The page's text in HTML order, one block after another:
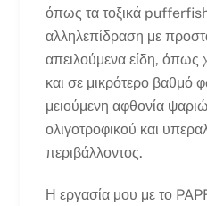
όπως τα τοξικά
αλληλεπίδραση με
απειλούμενα είδη, όπως
και σε μικρότερο βαθμό
μειούμενη αφθονία
ολιγοτροφικού και
περιβάλλοντος.
Η εργασία μου με το